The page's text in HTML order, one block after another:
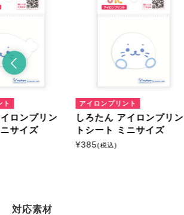
ト
ロンプリン
サイズ
アイロンプリント
しろたん アイロンプリン
トシート ミニサイズ
¥385(税込)
対応素材